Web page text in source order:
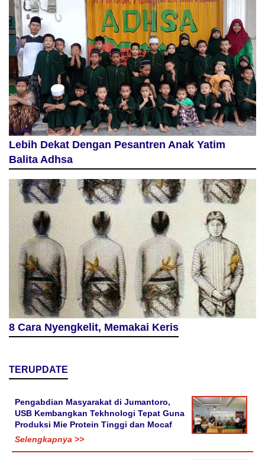
Lebih Dekat Dengan Pesantren Anak Yatim
Balita Adhsa
8 Cara Nyengkelit, Memakai Keris
TERUPDATE
Pengabdian Masyarakat di Jumantoro,
USB Kembangkan Tekhnologi Tepat Guna
Produksi Mie Protein Tinggi dan Mocaf
Selengkapnya >>